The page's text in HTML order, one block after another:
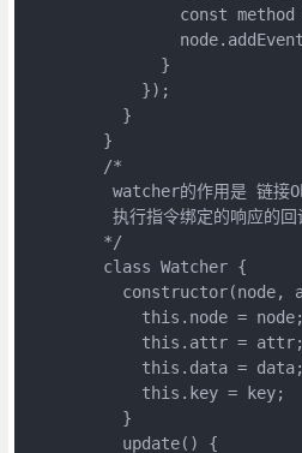
const
              }
            });
          }
        }
        /*
watcher的作用是 链接
执行指令绑定的响应的回
        */
        class Watcher {
constructor(node,
            this.node = node;
            this.attr = attr;
            this.data = data;
            this.key = key;
          }
          update() {